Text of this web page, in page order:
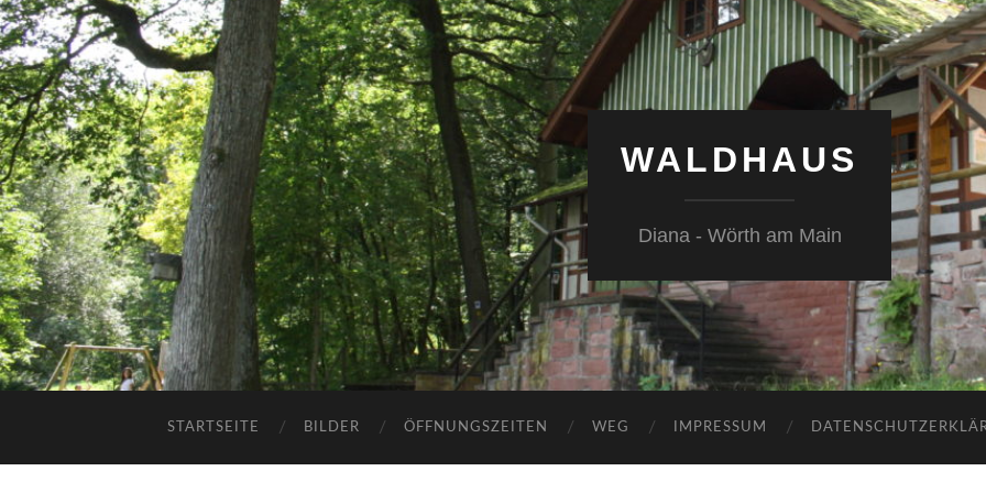
WALDHAUS
Diana - Wörth am Main
STARTSEITE BILDER ÖFFNUNGSZEITEN WEG IMPRESSUM